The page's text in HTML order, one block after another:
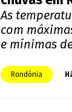
As
com
e mínimas
Rondônia